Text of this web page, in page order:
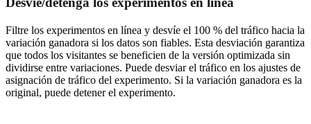
Filtre los experimentos en línea y desvíe el 100 % del tráfico hacia la
variación ganadora si los datos son fiables. Esta desviación garantiza
que todos los visitantes se beneficien de la versión optimizada sin
dividirse entre variaciones. Puede desviar el tráfico en los ajustes de
asignación de tráfico del experimento. Si la variación ganadora es la
original, puede detener el experimento.